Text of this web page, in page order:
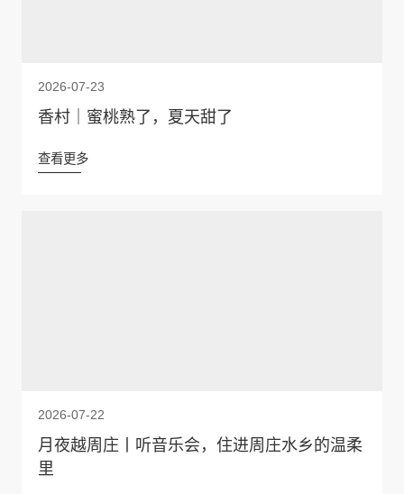
2026-07-23
香村｜蜜桃熟了，夏天甜了
查看更多
2026-07-22
月夜越周庄丨听音乐会，住进周庄水乡的温柔
里